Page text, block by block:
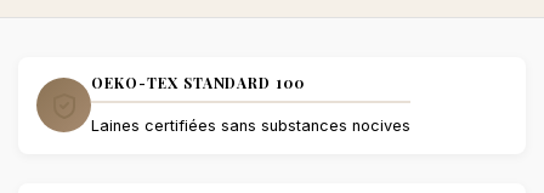
OEKO-TEX STANDARD 100
Laines certifiées sans substances nocives